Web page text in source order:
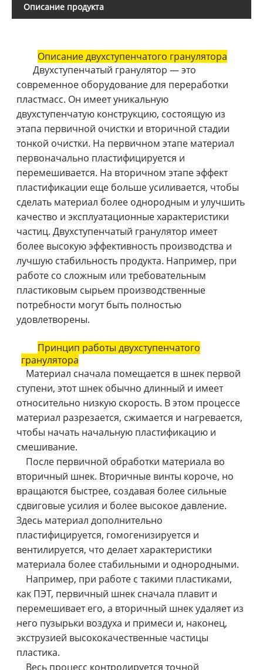
Описание продукта
Описание двухступенчатого гранулятора
Двухступенчатый гранулятор — это
современное оборудование для переработки
пластмасс. Он имеет уникальную
двухступенчатую конструкцию, состоящую из
этапа первичной очистки и вторичной стадии
тонкой очистки. На первичном этапе материал
первоначально пластифицируется и
перемешивается. На вторичном этапе эффект
пластификации еще больше усиливается, чтобы
сделать материал более однородным и улучшить
качество и эксплуатационные характеристики
частиц. Двухступенчатый гранулятор имеет
более высокую эффективность производства и
лучшую стабильность продукта. Например, при
работе со сложным или требовательным
пластиковым сырьем производственные
потребности могут быть полностью
удовлетворены.
Принцип работы двухступенчатого
гранулятора
Материал сначала помещается в шнек первой
ступени, этот шнек обычно длинный и имеет
относительно низкую скорость. В этом процессе
материал разрезается, сжимается и нагревается,
чтобы начать начальную пластификацию и
смешивание.
После первичной обработки материала во
вторичный шнек. Вторичные винты короче, но
вращаются быстрее, создавая более сильные
сдвиговые усилия и более высокое давление.
Здесь материал дополнительно
пластифицируется, гомогенизируется и
вентилируется, что делает характеристики
материала более стабильными и однородными.
Например, при работе с такими пластиками,
как ПЭТ, первичный шнек сначала плавит и
перемешивает его, а вторичный шнек удаляет из
него пузырьки воздуха и примеси и, наконец,
экструзией высококачественные частицы
пластика.
Весь процесс контролируется точной